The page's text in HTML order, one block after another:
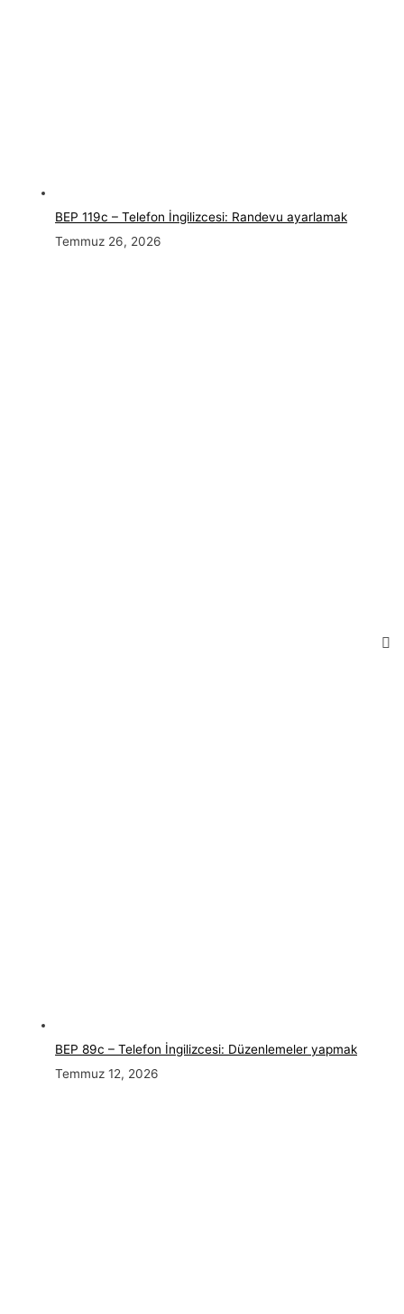
BEP 119c – Telefon İngilizcesi: Randevu ayarlamak
Temmuz 26, 2026
BEP 89c – Telefon İngilizcesi: Düzenlemeler yapmak
Temmuz 12, 2026